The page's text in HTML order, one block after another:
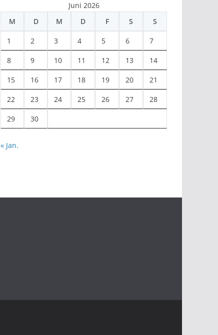
Juni 2026
M
D M D F S S
1 2 3 4 5 6 7
8 9 10 11 12 13 14
15 16 17 18 19 20 21
22 23 24 25 26 27 28
29 30
« Jan.